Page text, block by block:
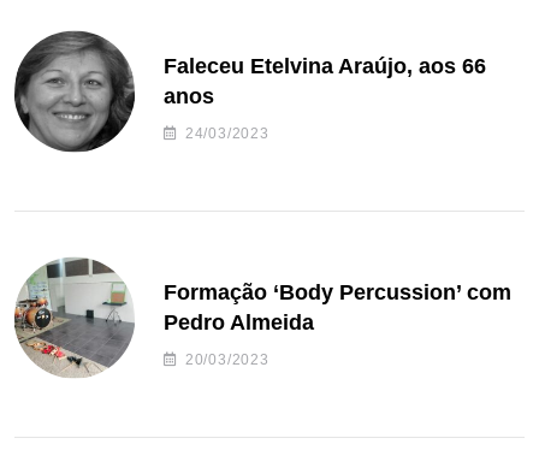
Faleceu Etelvina Araújo, aos 66
anos
24/03/2023
Formação ‘Body Percussion’ com
Pedro Almeida
20/03/2023